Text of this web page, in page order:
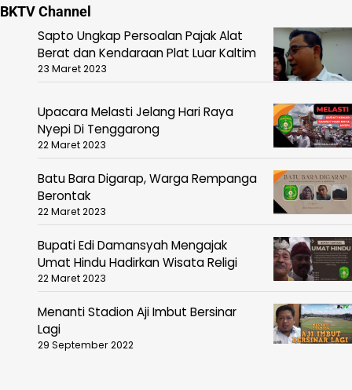
BKTV Channel
Sapto Ungkap Persoalan Pajak Alat
Berat dan Kendaraan Plat Luar Kaltim
23 Maret 2023
Upacara Melasti Jelang Hari Raya
Nyepi Di Tenggarong
22 Maret 2023
Batu Bara Digarap, Warga Rempanga
Berontak
22 Maret 2023
Bupati Edi Damansyah Mengajak
Umat Hindu Hadirkan Wisata Religi
22 Maret 2023
Menanti Stadion Aji Imbut Bersinar
Lagi
29 September 2022